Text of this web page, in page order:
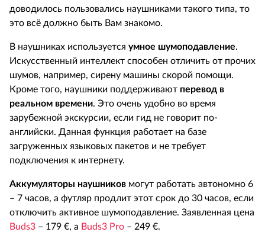
доводилось пользовались наушниками такого типа, то
это всё должно быть Вам знакомо.
В наушниках используется умное шумоподавление.
Искусственный интеллект способен отличить от прочих
шумов, например, сирену машины скорой помощи.
Кроме того, наушники поддерживают перевод в
реальном времени. Это очень удобно во время
зарубежной экскурсии, если гид не говорит по-
английски. Данная функция работает на базе
загруженных языковых пакетов и не требует
подключения к интернету.
Аккумуляторы наушников могут работать автономно 6
– 7 часов, а футляр продлит этот срок до 30 часов, если
отключить активное шумоподавление. Заявленная цена
Buds3 – 179 €, а Buds3 Pro – 249 €.